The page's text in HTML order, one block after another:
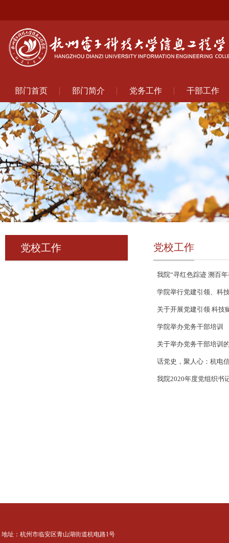
部门首页 部门简介 党务工作 干部工作
党校工作 党校工作
我院“寻红色踪迹 溯百
学院举行党建引领、科
关于开展党建引领 科技
学院举办党务干部培训
关于举办党务干部培训
话党史，聚人心：杭电
我院2020年度党组织书
地址：杭州市临安区青山湖街道杭电路1号